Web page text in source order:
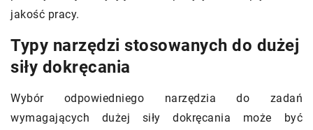
jakość pracy.
Typy narzędzi stosowanych do dużej
siły dokręcania
Wybór odpowiedniego narzędzia do zadań
wymagających dużej siły dokręcania może być